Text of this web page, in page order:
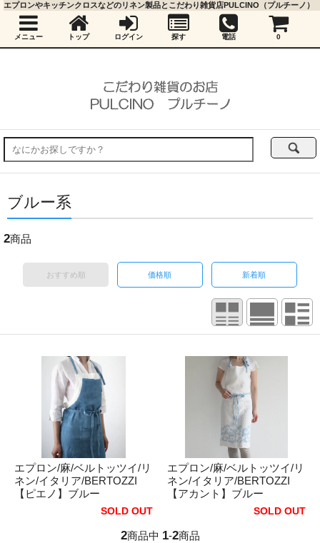
ブルー系
2商品
おすすめ順 価格順 新着順
エプロン/麻/ベルトッツイ/リ
ネン/イタリア/BERTOZZI
【ピエノ】ブルー
SOLD OUT
エプロン/麻/ベルトッツイ/リ
ネン/イタリア/BERTOZZI
【アカント】ブルー
SOLD OUT
2商品中 1-2商品
エプロンやキッチンクロスなどのリネン製品とこだわり雑貨店PULCINO（プルチーノ）
メニュー トップ ログイン 探す 電話 0